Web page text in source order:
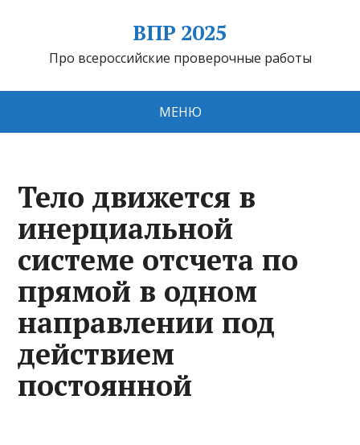
ВПР 2025
Про всероссийские проверочные работы
МЕНЮ
Тело движется в
инерциальной
системе отсчета по
прямой в одном
направлении под
действием
постоянной